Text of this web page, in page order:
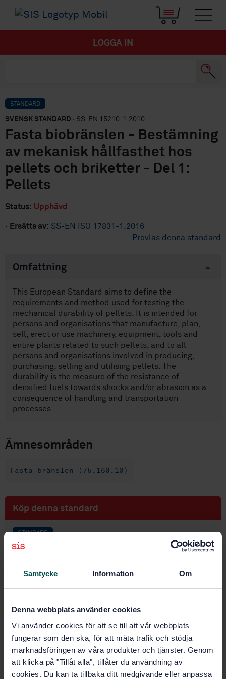
Samtycke Information Om
Denna webbplats använder cookies
Vi använder cookies för att se till att vår webbplats
fungerar som den ska, för att mäta trafik och stödja
marknadsföringen av våra produkter och tjänster. Genom
att klicka på "Tillåt alla", tillåter du användning av
cookies. Du kan ta tillbaka ditt medgivande eller anpassa
LOGGA IN
STANDARD
SVENSK STANDARD · SS-EN 15210-1:2010
Fasta biobränslen - Bestämning
av mekanisk hållfasthet hos
pellets och briketter - Del 1:
Pellets
Status: Upphävd
· Ersätts av: SS-EN ISO 17831-1:2016
Provläs denna standard
Omfattning
This European Standard aims to define the
requirements and method used for testing the
mechanical durability of pellets. It is intended for
persons and organisations that manufacture, plan,
sell, erect or use machinery, equipment, tools and
entire plants related to such pellets, and to all
persons and organisations involved in producing,
purchasing, selling and utilising pellets. The
durability is the measure of the resistance of
densified fuels towards shocks and/or abrasion as a
consequence of handling and transportation
processes
Ämnesområden
Fasta bränslen (75.160.10)
Köp denna standard
STANDARD
SVENSK STANDARD
Fasta biobränslen - Bestämning av mekanisk
hållfasthet hos pellets och briketter - Del 1: Pellets
Lägg i varukorgen